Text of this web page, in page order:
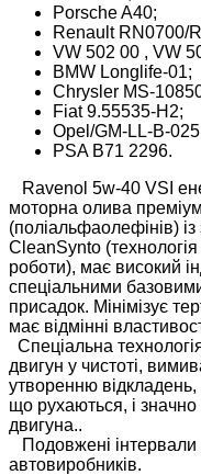
Porsche A40;
Renault RN0700/
VW 502 00 , VW
BMW Longlife-01;
Chrysler MS-
Fiat 9.55535-H2;
Opel/GM-LL-B-
PSA B71 2296.
Ravenol 5w-40 VSI
моторна олива
(поліальфаолефінів)
CleanSynto
роботи), має високий
спеціальними
присадок. Мінімізує
має відмінні
Спеціальна
двигун у чистоті,
утворенню
що рухаються, і
двигуна..
Подовжені інтервали
автовиробників.